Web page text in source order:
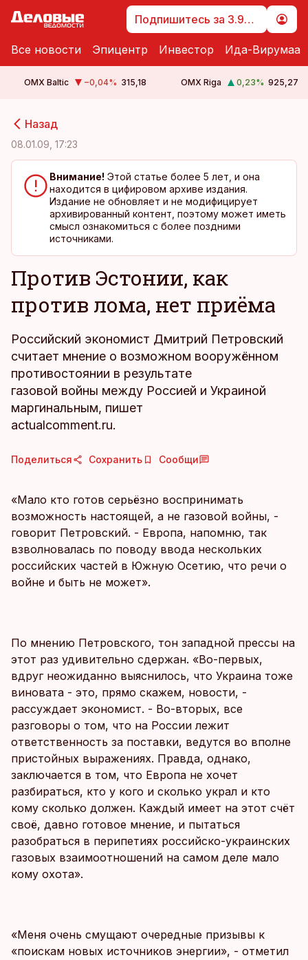
Подпишитесь за 3.99 €
Все новости Эпицентр Инвестор Ида-Вирумаа
OMX Baltic −0,04% 315,18 OMX Riga 0,23% 925,27
Назад
08.01.09, 17:23
Внимание! Этой статье более 5 лет, и она
находится в цифировом архиве издания.
Издание не обновляет и не модифицирует
архивированный контент, поэтому может иметь
смысл ознакомиться с более поздними
источниками.
Против Эстонии, как
против лома, нет приёма
Российский экономист Дмитрий Петровский
считает мнение о возможном вооружённом
противостоянии в результате
газовой войны между Россией и Украиной
маргинальным, пишет
actualcomment.ru.
Поделиться Сохранить Сообщи
«Мало кто готов серьёзно воспринимать
возможность настоящей, а не газовой войны, -
говорит Петровский. - Европа, напомню, так
взволновалась по поводу ввода нескольких
российских частей в Южную Осетию, что речи о
войне и быть не может».
По мнению Петровского, тон западной прессы на
этот раз удивительно сдержан. «Во-первых,
вдруг неожиданно выяснилось, что Украина тоже
виновата - это, прямо скажем, новости, -
рассуждает экономист. - Во-вторых, все
разговоры о том, что на России лежит
ответственность за поставки, ведутся во вполне
пристойных выражениях. Правда, однако,
заключается в том, что Европа не хочет
разбираться, кто у кого и сколько украл и кто
кому сколько должен. Каждый имеет на этот счёт
своё, давно готовое мнение, и пытаться
разобраться в перипетиях российско-украинских
газовых взаимоотношений на самом деле мало
кому охота».
«Меня очень смущают очередные призывы к
«поискам новых источников энергии», - отметил